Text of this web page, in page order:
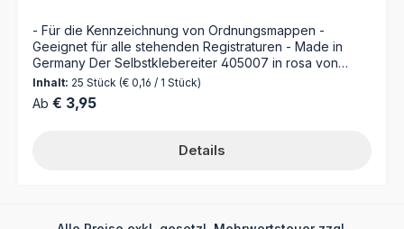
- Für die Kennzeichnung von Ordnungsmappen -
Geeignet für alle stehenden Registraturen - Made in
Germany Der Selbstklebereiter 405007 in rosa von
MAPPEI ist die perfekte Ergänzung für Ihre
Ordnungsmappen. Mit selbstklebenden Kartonreitern,
die einfach anzubringen und individuell beschriftbar
Organisation Ihrer Dokumente. Optimieren Sie Ihre
Büroorganisation mit dem Selbstklebereiter 405007 von
einfach anzubringen und ermöglichen es Ihnen, Ihre
Inhalt: 25 Stück (€ 0,16 / 1 Stück)
Regulärer Preis:
Ab € 3,95
Details